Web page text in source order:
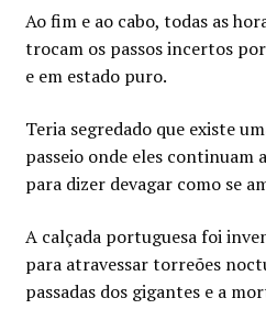
Ao fim e ao cabo, todas as
trocam os passos incertos
e em estado puro.
Teria segredado que existe
passeio onde eles continuam
para dizer devagar como se
A calçada portuguesa foi
para atravessar torreões
passadas dos gigantes e a